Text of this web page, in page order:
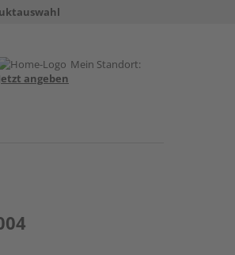
Mein Standort:
angeben